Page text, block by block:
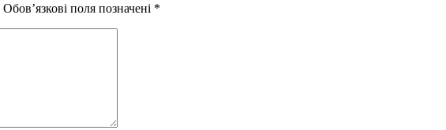
Обов’язкові поля позначені *